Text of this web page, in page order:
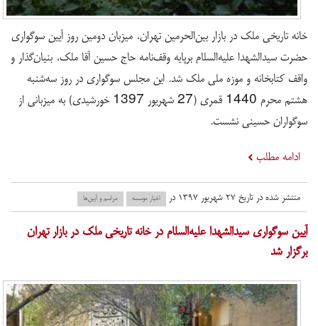
خانه تاریخی ملک در بازار بین‌الحرمین تهران، میزبان دومین روز آیین سوگواری
حضرت سیدالشهدا علیه‌السلام برپایه وقف‌نامه حاج حسین آقا ملک، بنیان‌گذار و
واقف کتابخانه و موزه ملی ملک شد. این مجلس سوگواری در روز سه‌شنبه
هشتم محرم 1440 قمری (27 شهریور 1397 خورشیدی) به میزبانی از
سوگواران حسینی نشست.
ادامه مطلب
منتشر شده در تاریخ ۲۷ شهریور ۱۳۹۷ در اخبار موسسه مراسم و آیین‌ها
​آیین سوگواری سیدالشهدا علیه‌السلام در خانه تاریخی ملک در بازار تهران
برگزار شد